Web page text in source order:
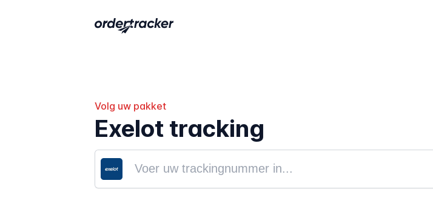
Volg uw pakket
Exelot tracking